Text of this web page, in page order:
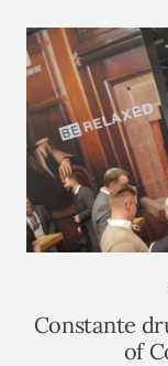
Constante
of